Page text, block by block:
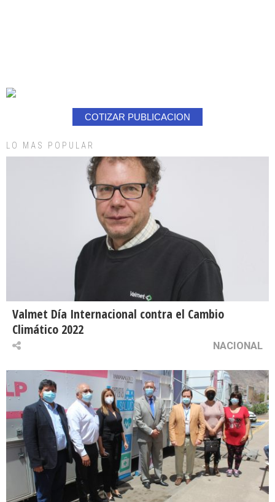
COTIZAR PUBLICACION
LO MAS POPULAR
Valmet Día Internacional contra el Cambio
Climático 2022
NACIONAL